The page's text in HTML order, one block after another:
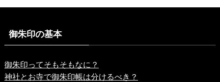
御朱印の基本
御朱印ってそもそもなに？
神社とお寺で御朱印帳は分けるべき？